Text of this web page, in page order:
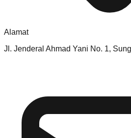
Alamat
Jl. Jenderal Ahmad Yani No. 1,